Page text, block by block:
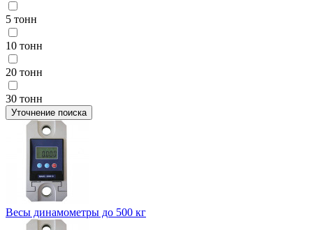
5 тонн
10 тонн
20 тонн
30 тонн
Уточнение поиска
Весы динамометры до 500 кг